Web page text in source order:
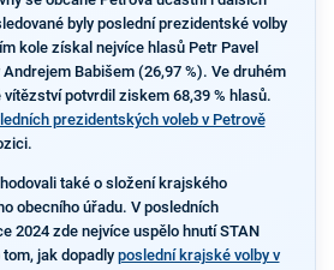
byly poslední prezidentské volby
kole získal nejvíce hlasů Petr Pavel
Babišem (26,97 %). Ve druhém
vítězství potvrdil ziskem 68,39 % hlasů.
prezidentských voleb v Petrově
také o složení krajského
obecního úřadu. V posledních
2024 zde nejvíce uspělo hnutí STAN
jak dopadly poslední krajské volby v